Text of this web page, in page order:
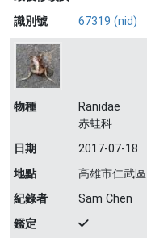
識別號
67319 (nid)
物種
Ranidae
赤蛙科
日期
2017-07-18
地點
高雄市仁武區
紀錄者
Sam Chen
鑑定